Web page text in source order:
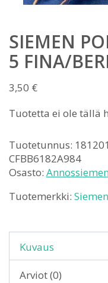
SIEMEN
5 FINA/
3,50 €
Tuotetta ei ole tällä
Tuotetunnus:
CFBB6182A984
Osasto:
Tuotemerkki: Siemen
Kuvaus
Arviot (0)